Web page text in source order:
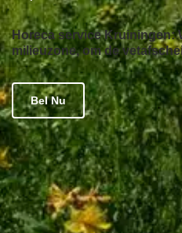
Horeca service Kruiningen:
milieuzone, om de
Bel Nu